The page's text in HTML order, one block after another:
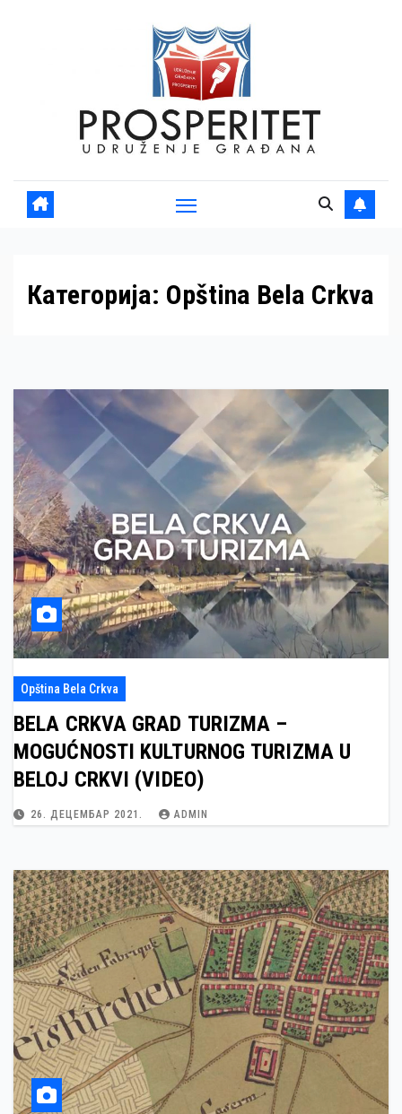
Категорија: Opština Bela Crkva
Opština Bela Crkva
BELA CRKVA GRAD TURIZMA –
MOGUĆNOSTI KULTURNOG TURIZMA U
BELOJ CRKVI (VIDEO)
26. ДЕЦЕМБАР 2021. ADMIN